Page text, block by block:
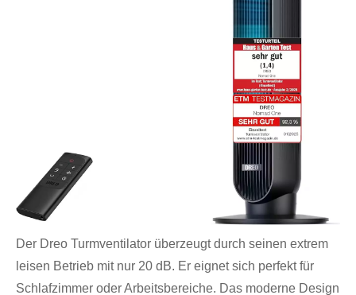
Der Dreo Turmventilator überzeugt durch seinen extrem
leisen Betrieb mit nur 20 dB. Er eignet sich perfekt für
Schlafzimmer oder Arbeitsbereiche. Das moderne Design